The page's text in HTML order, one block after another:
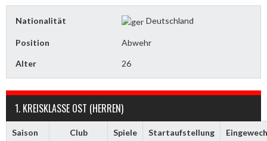
Nationalität Deutschland
Position Abwehr
Alter 26
1. KREISKLASSE OST (HERREN)
Saison Club Spiele Startaufstellung